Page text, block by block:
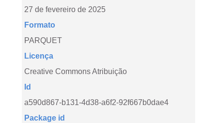
27 de fevereiro de 2025
Formato
PARQUET
Licença
Creative Commons Atribuição
Id
a590d867-b131-4d38-a6f2-92f667b0dae4
Package id